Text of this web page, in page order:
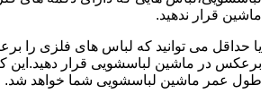
ماشین قرار ندهید.
یا حداقل می توانید که لباس های فلزی را
برعکس در ماشین لباسشویی قرار دهید.این
طول عمر ماشین لباسشویی شما خواهد شد.